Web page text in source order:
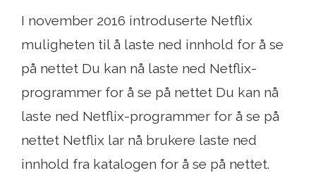
I november 2016 introduserte Netflix
muligheten til å laste ned innhold for å se
på nettet Du kan nå laste ned Netflix-
programmer for å se på nettet Du kan nå
laste ned Netflix-programmer for å se på
nettet Netflix lar nå brukere laste ned
innhold fra katalogen for å se på nettet.